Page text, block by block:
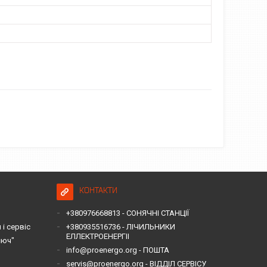
сервіс
КОНТАКТИ
+380976668813 - СОНЯЧНІ СТАНЦІЇ
+380935516736 - ЛІЧИЛЬНИКИ
ЕЛЛЕКТРОЕНЕРГІІ
info@proenergo.org - ПОШТА
servis@proenergo.org - ВІДДІЛ СЕРВІСУ